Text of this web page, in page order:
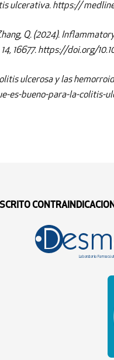
ulcerativa. https://
Q. (2024).
16677. https://doi.org/
ulcerosa y las
es-bueno-para-la-colitis-